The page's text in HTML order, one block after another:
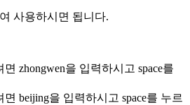
사용하시면 됩니다.
면 zhongwen을 입력하시고 space를
면 beijing을 입력하시고 space를 누르